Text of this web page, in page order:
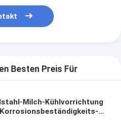
Besten Preis Für
Milch-Kühlvorrichtung